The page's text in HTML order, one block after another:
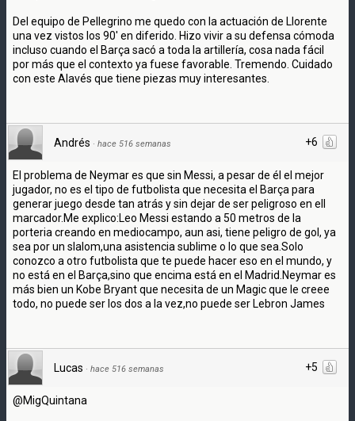
Del equipo de Pellegrino me quedo con la actuación de Llorente
una vez vistos los 90' en diferido. Hizo vivir a su defensa cómoda
incluso cuando el Barça sacó a toda la artillería, cosa nada fácil
por más que el contexto ya fuese favorable. Tremendo. Cuidado
con este Alavés que tiene piezas muy interesantes.
+6
Andrés · hace 516 semanas
El problema de Neymar es que sin Messi, a pesar de él el mejor
jugador, no es el tipo de futbolista que necesita el Barça para
generar juego desde tan atrás y sin dejar de ser peligroso en ell
marcador.Me explico:Leo Messi estando a 50 metros de la
porteria creando en mediocampo, aun asi, tiene peligro de gol, ya
sea por un slalom,una asistencia sublime o lo que sea.Solo
conozco a otro futbolista que te puede hacer eso en el mundo, y
no está en el Barça,sino que encima está en el Madrid.Neymar es
más bien un Kobe Bryant que necesita de un Magic que le creee
todo, no puede ser los dos a la vez,no puede ser Lebron James
+5
Lucas · hace 516 semanas
@MigQuintana